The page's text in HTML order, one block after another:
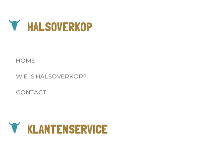
HALSOVERKOP
HOME
WIE IS HALSOVERKOP?
CONTACT
KLANTENSERVICE